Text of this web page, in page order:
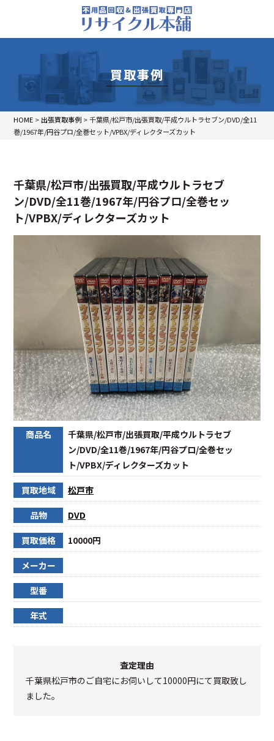
買取事例
HOME > 出張買取事例 >千葉県/松戸市/出張買取/平成ウルトラセブン/DVD/全11
巻/1967年/円谷プロ/全巻セット/VPBX/ディレクターズカット
千葉県/松戸市/出張買取/平成ウルトラセブ
ン/DVD/全11巻/1967年/円谷プロ/全巻セッ
ト/VPBX/ディレクターズカット
商品名
千葉県/松戸市/出張買取/平成ウルトラセブ
ン/DVD/全11巻/1967年/円谷プロ/全巻セッ
ト/VPBX/ディレクターズカット
買取地域 松戸市
品物 DVD
買取価格 10000円
メーカー
型番
年式
査定理由
千葉県松戸市のご自宅にお伺いして10000円にて買取致し
ました。